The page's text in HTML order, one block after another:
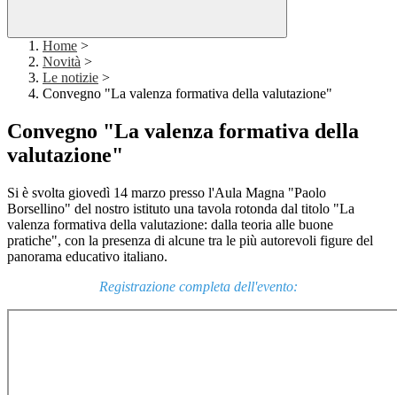
Home >
Novità >
Le notizie >
Convegno "La valenza formativa della valutazione"
Convegno "La valenza formativa della
valutazione"
Si è svolta giovedì 14 marzo presso l'Aula Magna "Paolo
Borsellino" del nostro istituto una tavola rotonda dal titolo "La
valenza formativa della valutazione: dalla teoria alle buone
pratiche", con la presenza di alcune tra le più autorevoli figure del
panorama educativo italiano.
Registrazione completa dell'evento: